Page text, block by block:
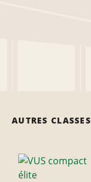
AUTRES CLASSES